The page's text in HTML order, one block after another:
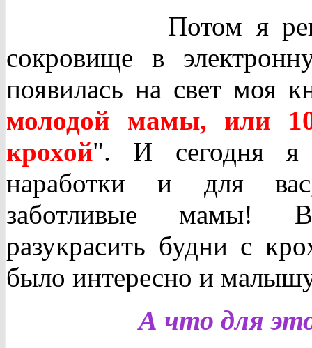
Потом я решила
сокровище в
появилась на свет моя
молодой мамы, или
крохой". И сегодня я
наработки и для
заботливые мамы!
разукрасить будни с
было интересно и
А что для